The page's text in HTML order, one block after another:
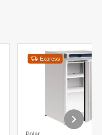
Express